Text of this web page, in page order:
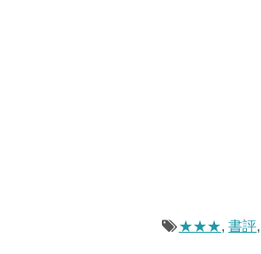
★★★,書評,